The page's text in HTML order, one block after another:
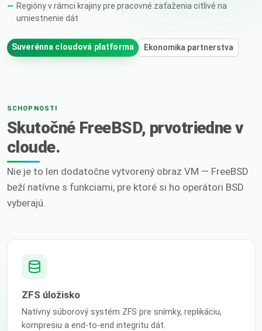
Regióny v rámci krajiny pre pracovné zaťaženia citlivé na
umiestnenie dát
Suverénna cloudová platforma Ekonomika partnerstva
SCHOPNOSTI
Skutočné FreeBSD, prvotriedne v
cloude.
Nie je to len dodatočne vytvorený obraz VM — FreeBSD
beží natívne s funkciami, pre ktoré si ho operátori BSD
vyberajú.
ZFS úložisko
Natívny súborový systém ZFS pre snímky, replikáciu,
kompresiu a end-to-end integritu dát.